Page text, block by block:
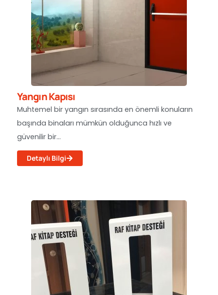
Yangın Kapısı
Muhtemel bir yangın sırasında en önemli konuların
başında binaları mümkün olduğunca hızlı ve
güvenilir bir...
Detaylı Bilgi